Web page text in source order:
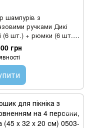
шампурів з
ручками Дикі
(6 шт.) + рюмки (6 шт.)
в футлярі 470055
грн